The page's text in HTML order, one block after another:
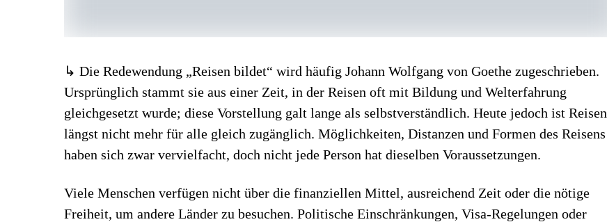
↳ Die Redewendung „Reisen bildet“ wird häufig Johann Wolfgang von Goethe zugeschrieben.
Ursprünglich stammt sie aus einer Zeit, in der Reisen oft mit Bildung und Welterfahrung
gleichgesetzt wurde; diese Vorstellung galt lange als selbstverständlich. Heute jedoch ist Reisen
längst nicht mehr für alle gleich zugänglich. Möglichkeiten, Distanzen und Formen des Reisens
haben sich zwar vervielfacht, doch nicht jede Person hat dieselben Voraussetzungen.
Viele Menschen verfügen nicht über die finanziellen Mittel, ausreichend Zeit oder die nötige
Freiheit, um andere Länder zu besuchen. Politische Einschränkungen, Visa-Regelungen oder